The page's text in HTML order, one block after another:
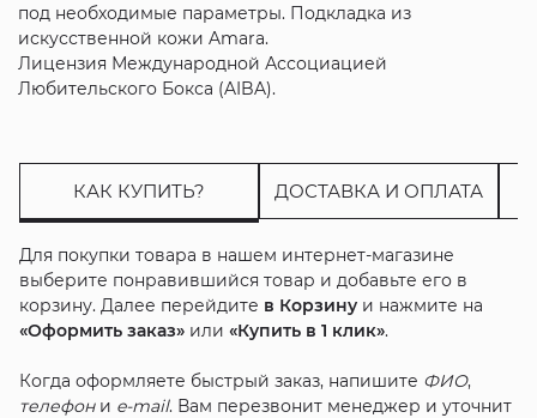
под необходимые параметры. Подкладка из
искусственной кожи Amara.
Лицензия Международной Ассоциацией
Любительского Бокса (AIBA).
КАК КУПИТЬ? ДОСТАВКА И ОПЛАТА
Для покупки товара в нашем интернет-магазине
выберите понравившийся товар и добавьте его в
корзину. Далее перейдите в Корзинуи нажмите на
«Оформить заказ»или «Купить в 1 клик».
Когда оформляете быстрый заказ, напишите ФИО,
телефони e-mail. Вам перезвонит менеджер и уточнит